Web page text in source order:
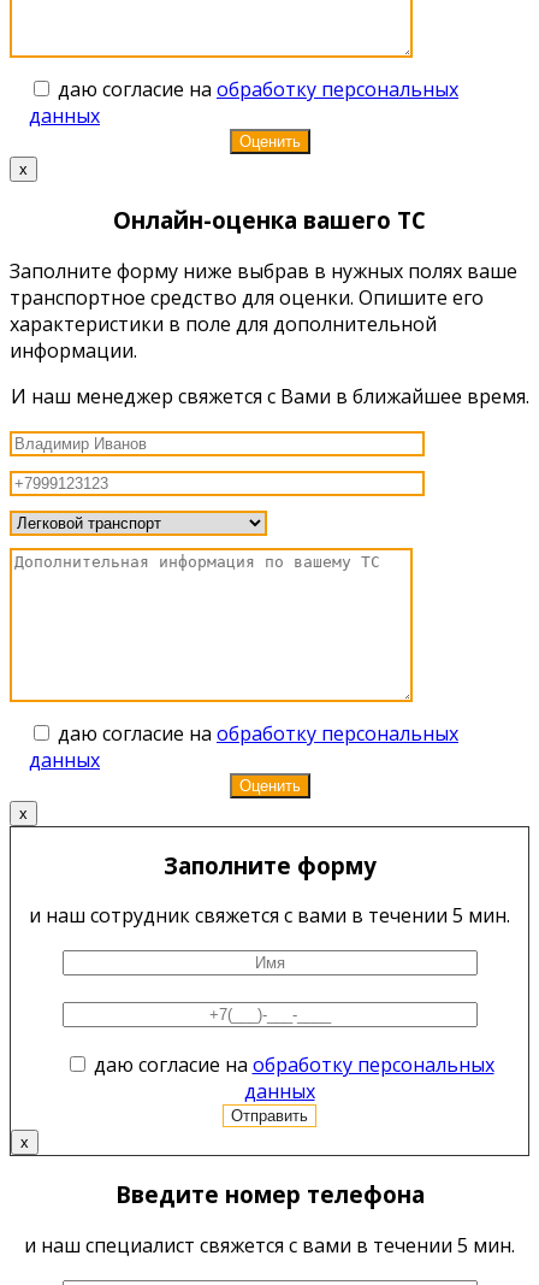
даю согласие на обработку персональных
данных
x
Онлайн-оценка вашего ТС
Заполните форму ниже выбрав в нужных полях ваше
транспортное средство для оценки. Опишите его
характеристики в поле для дополнительной
информации.
И наш менеджер свяжется с Вами в ближайшее время.
даю согласие на обработку персональных
данных
x
Заполните форму
и наш сотрудник свяжется с вами в течении 5 мин.
даю согласие на обработку персональных
данных
x
Введите номер телефона
и наш специалист свяжется с вами в течении 5 мин.